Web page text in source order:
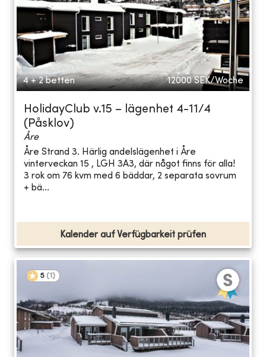
4 + 2 betten 12000 SEK/Woche
HolidayClub v.15 – lägenhet 4-11/4
(Påsklov)
Åre
Åre Strand 3. Härlig andelslägenhet i Åre
vinterveckan 15 , LGH 3A3, där något finns för alla!
3 rok om 76 kvm med 6 bäddar, 2 separata sovrum
+ bä...
Kalender auf Verfügbarkeit prüfen
5 (1 )